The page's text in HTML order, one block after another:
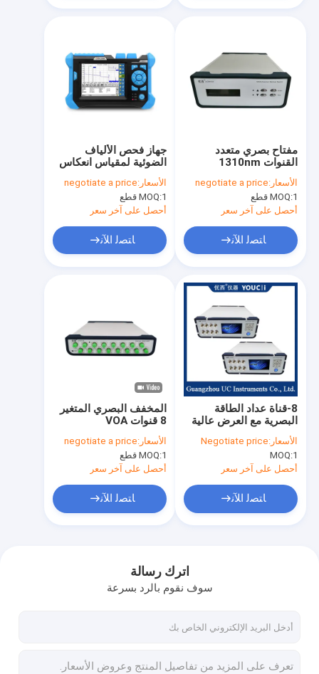
معلومات عنا
جولة في المعمل
مراقبة الجودة
اتصل بنا
أخبار
حالات
المخفف البصري المتغير
جهاز فحص الألياف
الضوئية لمقياس انعكاس
المجال الزمني OTDR
الأسعار:negotiate a price
MOQ:1 قطع
أحصل على آخر سعر
ﺎﺘﺼﻟ ﺍﻶﻧ
مفتاح بصري متعدد
القنوات 1310nm
1550nm
الأسعار:negotiate a price
MOQ:1 قطع
أحصل على آخر سعر
ﺎﺘﺼﻟ ﺍﻶﻧ
المخفف البصري المتغير
8 قنوات VOA
1310/1550/1610
نانومتر
الأسعار:negotiate a price
MOQ:1 قطع
أحصل على آخر سعر
ﺎﺘﺼﻟ ﺍﻶﻧ
8-قناة عداد الطاقة
البصرية مع العرض عالية
الاستقرار
الأسعار:Negotiate price
MOQ:1
أحصل على آخر سعر
ﺎﺘﺼﻟ ﺍﻶﻧ
اترك رسالة
سوف نقوم بالرد بسرعة